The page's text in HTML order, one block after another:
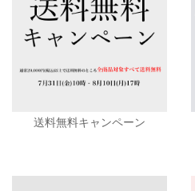
送料無料キャンペーン